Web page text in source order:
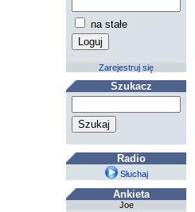
na stałe
Zarejestruj się
Szukacz
Radio
Słuchaj
Ankieta
Joe